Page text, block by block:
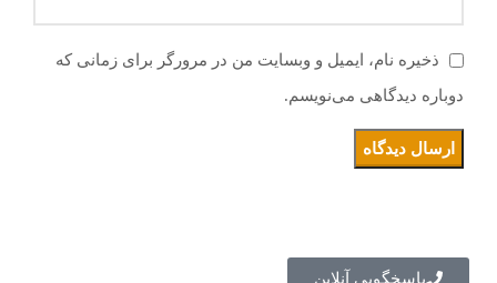
ذخیره نام، ایمیل و وبسایت من در مرورگر برای زمانی که
دوباره دیدگاهی می‌نویسم.
پاسخگویی آنلاین